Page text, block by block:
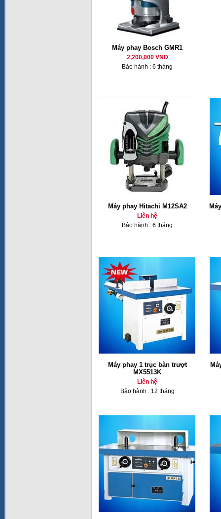
Máy phay Bosch GMR1
2,200,000 VNĐ
Bảo hành : 6 tháng
Máy phay Hitachi M12SA2
Liên hệ
Bảo hành : 6 tháng
Máy phay 1 trục bàn trượt
MX5513K
Liên hệ
Bảo hành : 12 tháng